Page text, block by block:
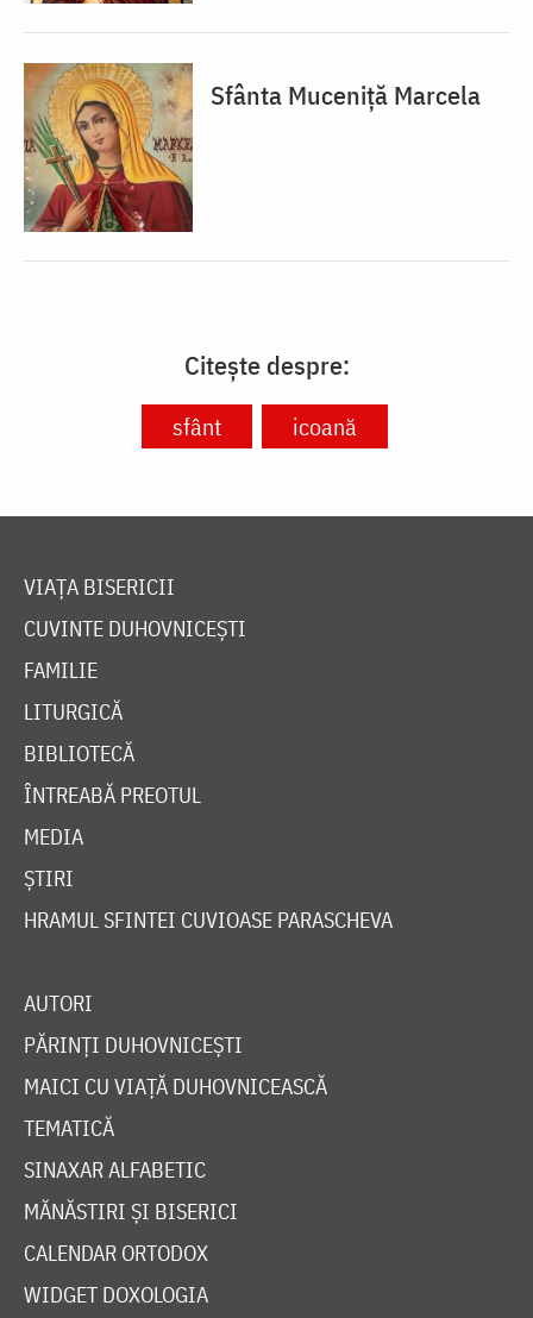
Sfânta Muceniță Marcela
Citește despre:
sfânt icoană
VIAȚA BISERICII
CUVINTE DUHOVNICEȘTI
FAMILIE
LITURGICĂ
BIBLIOTECĂ
ÎNTREABĂ PREOTUL
MEDIA
ȘTIRI
HRAMUL SFINTEI CUVIOASE PARASCHEVA
AUTORI
PĂRINȚI DUHOVNICEȘTI
MAICI CU VIAȚĂ DUHOVNICEASCĂ
TEMATICĂ
SINAXAR ALFABETIC
MĂNĂSTIRI ȘI BISERICI
CALENDAR ORTODOX
WIDGET DOXOLOGIA